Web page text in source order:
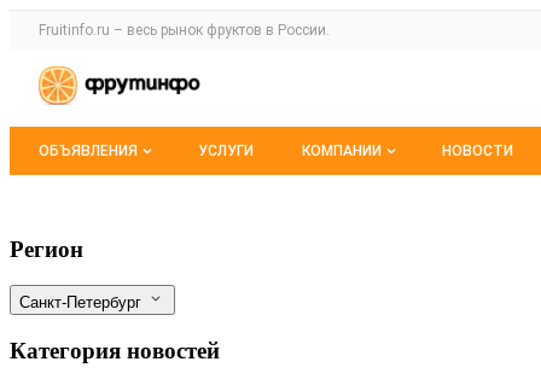
Раздел навигации по сайту fruitinfo.ru
Fruitinfo.ru – весь рынок фруктов в России.
Авторизация и меню пользователя
Навигация по разделам сайта fruitinfo.ru
ОБЪЯВЛЕНИЯ
Мои объявления
УСЛУГИ КОМПАНИИ НОВОСТИ
Контроль над фитосанитарной
Фильтры
Регион
Санкт-Петербург
Категория новостей